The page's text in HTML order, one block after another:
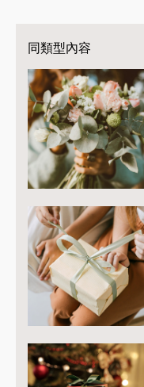
同類型內容